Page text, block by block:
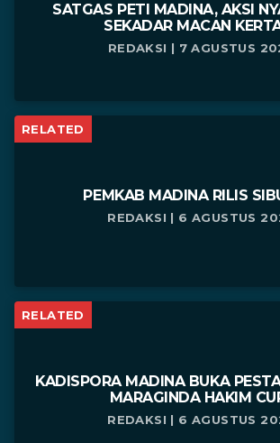
SATGAS PETI MADINA, AKSI
SEKADAR MACAN
REDAKSI | 7 AGUSTUS
RELATED
PEMKAB MADINA RILIS
REDAKSI | 6 AGUSTUS
RELATED
KADISPORA MADINA BUKA
MARAGINDA HAKIM
REDAKSI | 6 AGUSTUS